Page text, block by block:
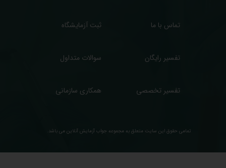
تمامی حقوق این سایت متعلق به مجموعه ​جواب آزمایش آنلاین می باشد.
تفسیر تخصصی
تفسیر رایگان
ثبت آزمایشگاه تماس با ما
سوالات متداول
همکاری سازمانی